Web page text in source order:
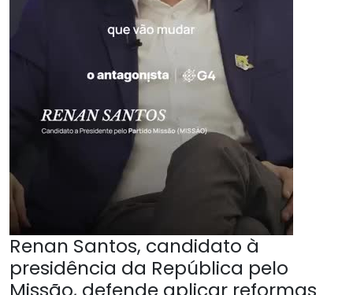
Renan Santos, candidato à
presidência da República pelo
Missão, defende aplicar reformas